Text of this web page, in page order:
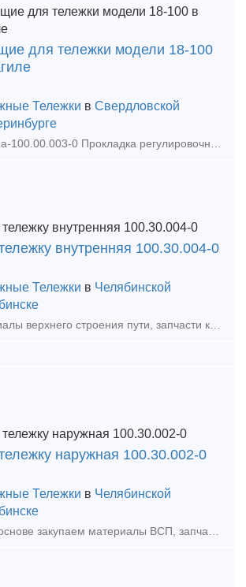
для тележки модели 18-100
Тележки в Свердловской
Колпак скользуна-100.00.003-0 Прокладка регулировочная-100.00.004-0 Планка фрикционная-100.00.008-3 Балка надрессорная-100.00.010-4сб Рама боковая-100.00.020-4сб Прокладка-100.0
внутренняя 100.30.004-0
Тележки в Челябинской
наружная 100.30.002-0
Тележки в Челябинской